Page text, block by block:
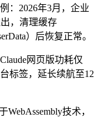
：2026年3月，企业
，清理缓存
）后恢复正常。
网页版功耗仅
标签，延长续航至12
技术，